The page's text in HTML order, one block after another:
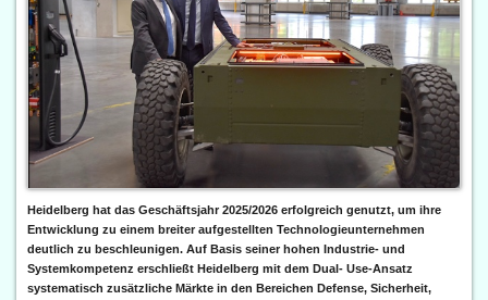
Heidelberg hat das Geschäftsjahr 2025/2026 erfolgreich genutzt, um ihre
Entwicklung zu einem breiter aufgestellten Technologieunternehmen
deutlich zu beschleunigen. Auf Basis seiner hohen Industrie- und
Systemkompetenz erschließt Heidelberg mit dem Dual- Use-Ansatz
systematisch zusätzliche Märkte in den Bereichen Defense, Sicherheit,